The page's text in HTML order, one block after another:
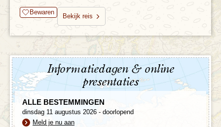
Bewaren
Bekijk reis
Informatiedagen & online
presentaties
ALLE BESTEMMINGEN
dinsdag 11 augustus 2026 - doorlopend
Meld je nu aan